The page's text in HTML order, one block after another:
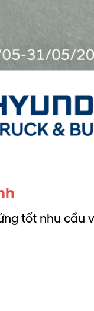
tốt nhu cầu